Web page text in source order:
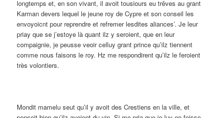
longtemps et, en son vivant, il avoit tousiours eu trêves au grant
Karman devers lequel le jeune roy de Cypre et son conseil les
envoyoicnt pour reprendre et refremer lesdites aliances’. Je leur
priay que se j’estoye là quant ilz y seroient, que en leur
compaignie, je peusse veoir celluy grant prince qu’ilz tiennent
comme nous faisons le roy. Hz me respondirent qu’ilz le feroient
très volontiers.
Mondit mamelu seut qu’il y avoit des Crestiens en la ville, et